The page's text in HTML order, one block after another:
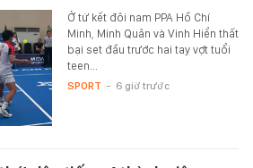
Ở tứ kết đôi nam PPA Hồ Chí
Minh, Minh Quân và Vinh Hiển thất
bại set đầu trước hai tay vợt tuổi
teen...
SPORT - 6 giờ trước